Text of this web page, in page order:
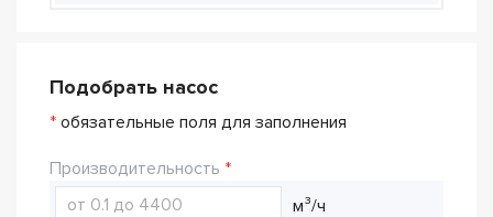
Подобрать насос
* обязательные поля для заполнения
Производительность
м³/ч